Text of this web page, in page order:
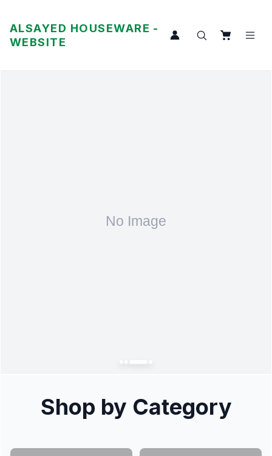
ALSAYED HOUSEWARE -
WEBSITE
Shop by Category